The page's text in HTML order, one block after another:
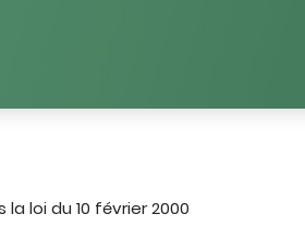
loi du 10 février 2000